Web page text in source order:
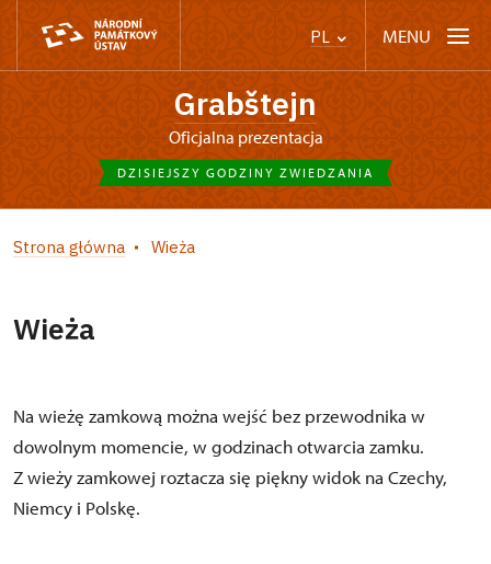
PL MENU
Grabštejn
Oficjalna prezentacja
DZISIEJSZY GODZINY ZWIEDZANIA
Strona główna Wieża
Wieża
Na wieżę zamkową można wejść bez przewodnika w
dowolnym momencie, w godzinach otwarcia zamku.
Z wieży zamkowej roztacza się piękny widok na Czechy,
Niemcy i Polskę.